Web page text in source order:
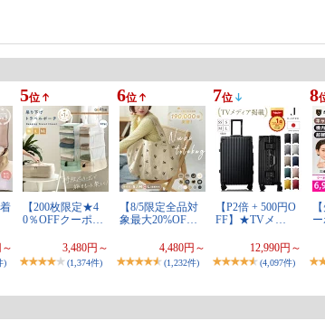
)
5位
【200枚限定★4
0％OFFクーポ…
3,480円～
(1,374件)
6位
【8/5限定全品対
象最大20%OF…
4,480円～
(1,232件)
7位
【P2倍 + 500円O
FF】★TVメ…
12,990円～
(4,097件)
8